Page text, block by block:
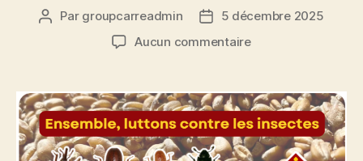
Auteur
Par groupcarreadmin
Date5 décembre 2025
Aucun commentairesur
et
le
stockage
des